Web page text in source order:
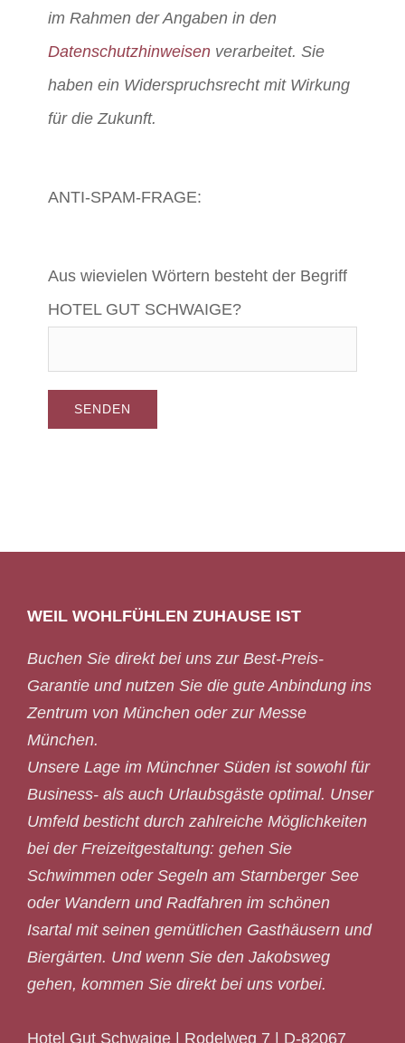
im Rahmen der Angaben in den
Datenschutzhinweisen verarbeitet. Sie
haben ein Widerspruchsrecht mit Wirkung
für die Zukunft.
ANTI-SPAM-FRAGE:
Aus wievielen Wörtern besteht der Begriff
HOTEL GUT SCHWAIGE?
WEIL WOHLFÜHLEN ZUHAUSE IST
Buchen Sie direkt bei uns zur Best-Preis-
Garantie und nutzen Sie die gute Anbindung ins
Zentrum von München oder zur Messe
München.
Unsere Lage im Münchner Süden ist sowohl für
Business- als auch Urlaubsgäste optimal. Unser
Umfeld besticht durch zahlreiche Möglichkeiten
bei der Freizeitgestaltung: gehen Sie
Schwimmen oder Segeln am Starnberger See
oder Wandern und Radfahren im schönen
Isartal mit seinen gemütlichen Gasthäusern und
Biergärten. Und wenn Sie den Jakobsweg
gehen, kommen Sie direkt bei uns vorbei.
Hotel Gut Schwaige | Rodelweg 7 | D-82067